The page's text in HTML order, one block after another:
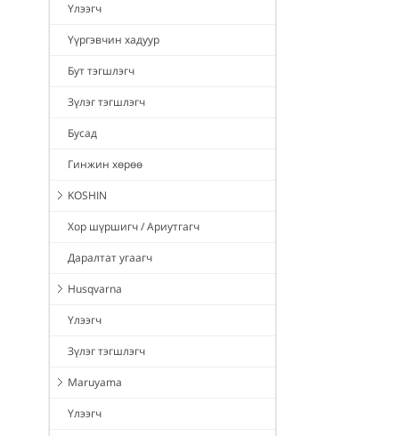
Үлээгч
Үүргэвчин хадуур
Бут тэгшлэгч
Зүлэг тэгшлэгч
Бусад
Гинжин хөрөө
KOSHIN
Хор шүршигч / Ариутгагч
Даралтат угаагч
Husqvarna
Үлээгч
Зүлэг тэгшлэгч
Maruyama
Үлээгч